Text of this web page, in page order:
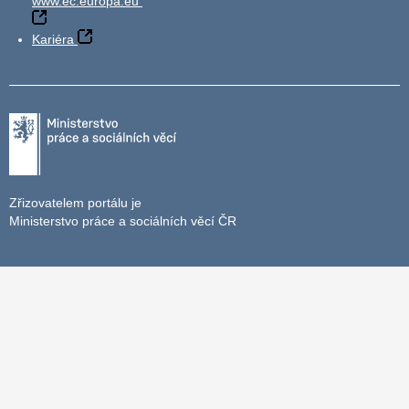
Kariéra
Zřizovatelem portálu je
Ministerstvo práce a sociálních věcí ČR